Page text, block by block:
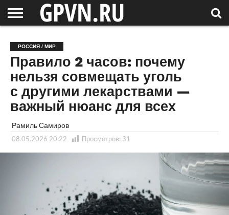
ОБЛАСТЬ
НОВОСТИ
СОСЕДЕЙ
РОССИЯ
/ МИР
СПЕЦПРОЕКТЫ
БЛОГ
СТАТЬИ
ФОТОРЕПОРТАЖИ
ИНТЕРВЬЮ
ОБЪЕКТЫ
ПОДБОРКИ
РОССИЯ / МИР
Правило 2 часов: почему
нельзя совмещать уголь
с другими лекарствами —
важный нюанс для всех
Рамиль Самиров
08.05.2026 20:22 Просмотров: 31